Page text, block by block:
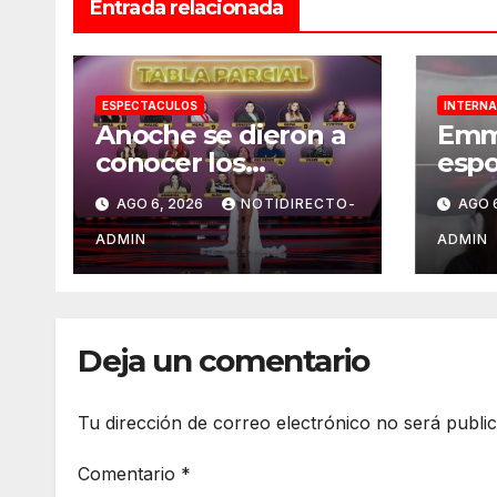
Entrada relacionada
ESPECTACULOS
Anoche se dieron a
conocer los
nominados de La
Casa de los
Famosos México
2026 en la segunda
AGO 6, 2026 NOTIDIRECTO-
ADMIN
AGO
ADMIN
Deja un comentario
Tu dirección de correo electrónico no será
Comentario *